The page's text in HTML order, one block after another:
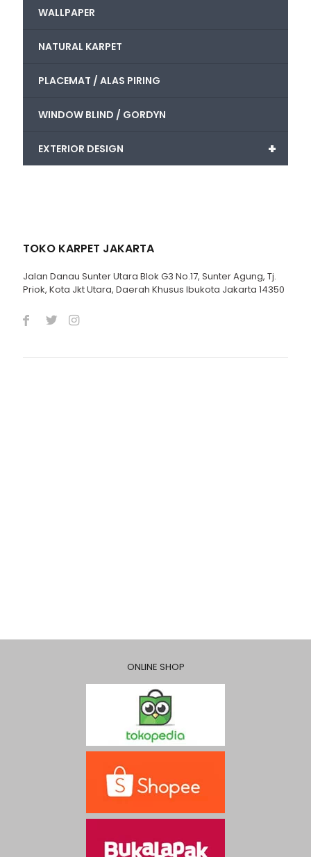
WALLPAPER
NATURAL KARPET
PLACEMAT / ALAS PIRING
WINDOW BLIND / GORDYN
+
EXTERIOR DESIGN
TOKO KARPET JAKARTA
Jalan Danau Sunter Utara Blok G3 No.17, Sunter Agung, Tj.
Priok, Kota Jkt Utara, Daerah Khusus Ibukota Jakarta 14350
ONLINE SHOP